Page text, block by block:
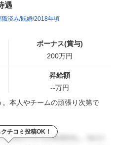
遇
職済み 既婚 2018年頃
ボーナス(賞与)
200万円
昇給額
--万円
本人やチームの頑張り次第で
チコミ投稿OK！